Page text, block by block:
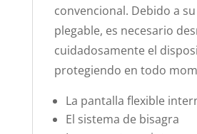
convencional. Debido a
plegable, es necesario
cuidadosamente el
protegiendo en todo
La pantalla flexible
El sistema de bisagra